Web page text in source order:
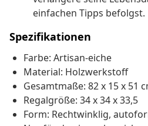
einfachen Tipps befolgst.
Spezifikationen
Farbe: Artisan-eiche
Material: Holzwerkstoff
Gesamtmaße: 82 x 15 x 51
Regalgröße: 34 x 34 x 33,5
Form: Rechtwinklig,